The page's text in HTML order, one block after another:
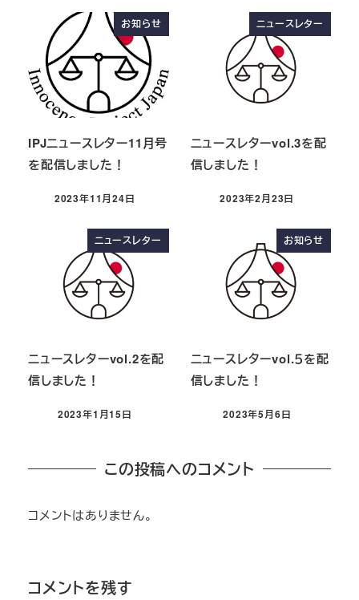
お知らせ
IPJニュースレター11月号
を配信しました！
2023年11月24日
ニュースレター
ニュースレターvol.3を配
信しました！
2023年2月23日
ニュースレター
ニュースレターvol.2を配
信しました！
2023年1月15日
お知らせ
ニュースレターvol.５を配
信しました！
2023年5月6日
この投稿へのコメント
コメントはありません。
コメントを残す